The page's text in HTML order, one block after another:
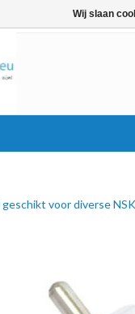
voor diverse
Wij slaan